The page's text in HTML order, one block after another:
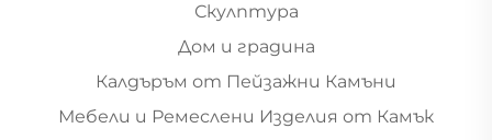
Скулптура
Дом и градина
Калдъръм от Пейзажни Камъни
Мебели и Ремеслени Изделия от Камък